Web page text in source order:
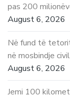
pas 200
August 6, 2026
Në fund të
në mosbindje
August 6, 2026
Jemi 100